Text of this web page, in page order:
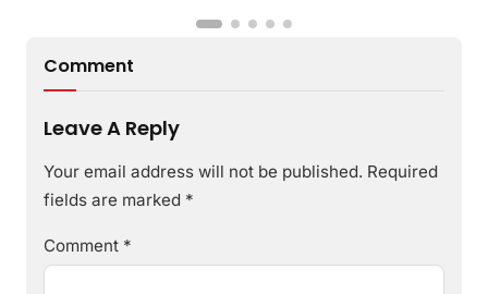
Comment
Leave A Reply
Your email address will not be published. Required
fields are marked *
Comment *